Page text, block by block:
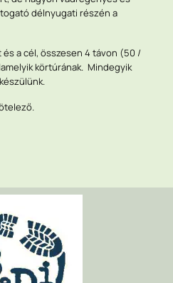
délnyugati részén a
a cél, összesen 4 távon (50 /
körtúrának. Mindegyik